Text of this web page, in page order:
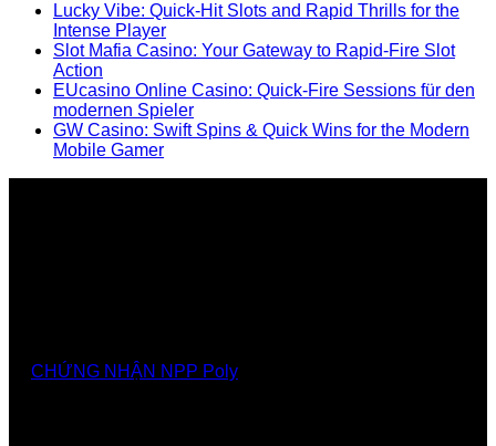
Lucky Vibe: Quick‑Hit Slots and Rapid Thrills for the
Intense Player
Slot Mafia Casino: Your Gateway to Rapid‑Fire Slot
Action
EUcasino Online Casino: Quick‑Fire Sessions für den
modernen Spieler
GW Casino: Swift Spins & Quick Wins for the Modern
Mobile Gamer
CHỨNG NHẬN NPP Poly